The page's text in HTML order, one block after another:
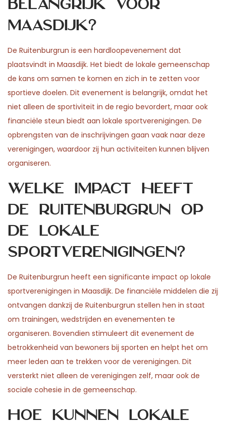
belangrijk voor
Maasdijk?
De Ruitenburgrun is een hardloopevenement dat
plaatsvindt in Maasdijk. Het biedt de lokale gemeenschap
de kans om samen te komen en zich in te zetten voor
sportieve doelen. Dit evenement is belangrijk, omdat het
niet alleen de sportiviteit in de regio bevordert, maar ook
financiële steun biedt aan lokale sportverenigingen. De
opbrengsten van de inschrijvingen gaan vaak naar deze
verenigingen, waardoor zij hun activiteiten kunnen blijven
organiseren.
Welke impact heeft
de Ruitenburgrun op
de lokale
sportverenigingen?
De Ruitenburgrun heeft een significante impact op lokale
sportverenigingen in Maasdijk. De financiële middelen die zij
ontvangen dankzij de Ruitenburgrun stellen hen in staat
om trainingen, wedstrijden en evenementen te
organiseren. Bovendien stimuleert dit evenement de
betrokkenheid van bewoners bij sporten en helpt het om
meer leden aan te trekken voor de verenigingen. Dit
versterkt niet alleen de verenigingen zelf, maar ook de
sociale cohesie in de gemeenschap.
Hoe kunnen lokale